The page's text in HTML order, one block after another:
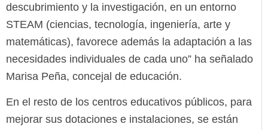
descubrimiento y la investigación, en un entorno
STEAM (ciencias, tecnología, ingeniería, arte y
matemáticas), favorece además la adaptación a las
necesidades individuales de cada uno” ha señalado
Marisa Peña, concejal de educación.
En el resto de los centros educativos públicos, para
mejorar sus dotaciones e instalaciones, se están